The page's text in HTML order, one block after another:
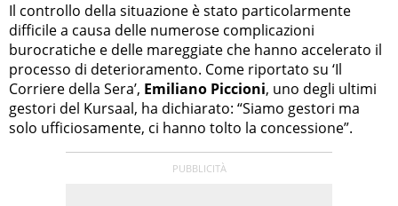
Il controllo della situazione è stato particolarmente
difficile a causa delle numerose complicazioni
burocratiche e delle mareggiate che hanno accelerato il
processo di deterioramento. Come riportato su ‘Il
Corriere della Sera’, Emiliano Piccioni, uno degli ultimi
gestori del Kursaal, ha dichiarato: “Siamo gestori ma
solo ufficiosamente, ci hanno tolto la concessione”.